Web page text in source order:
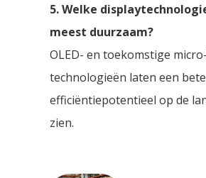
5. Welke
meest duurzaam?
OLED- en toekomstige
technologieën laten een
efficiëntiepotentieel op de
zien.